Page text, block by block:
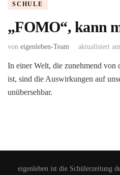
SCHULE
„FOMO“, kann
von eigenleben-Team aktualisiert am
In einer Welt, die zunehmend von
ist, sind die Auswirkungen auf
unübersehbar.
eigenleben ist die Schülerzeitung